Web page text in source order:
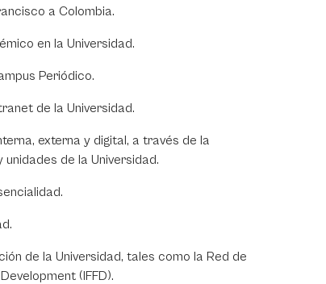
a Colombia.
en la Universidad.
Periódico.
de la Universidad.
externa y digital, a través de la
de la Universidad.
de la Universidad, tales como la Red de
(IFFD).